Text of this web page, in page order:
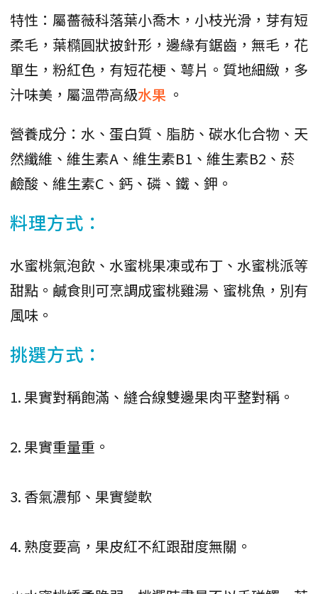
特性：屬薔薇科落葉小喬木，小枝光滑，芽有短
柔毛，葉橢圓狀披針形，邊緣有鋸齒，無毛，花
單生，粉紅色，有短花梗、萼片。質地細緻，多
汁味美，屬溫帶高級水果 。
營養成分：水、蛋白質、脂肪、碳水化合物、天
然纖維、維生素A、維生素B1、維生素B2、菸
鹼酸、維生素C、鈣、磷、鐵、鉀。
料理方式：
水蜜桃氣泡飲、水蜜桃果凍或布丁、水蜜桃派等
甜點。鹹食則可烹調成蜜桃雞湯、蜜桃魚，別有
風味。
挑選方式：
1. 果實對稱飽滿、縫合線雙邊果肉平整對稱。
2. 果實重量重。
3. 香氣濃郁、果實變軟
4. 熟度要高，果皮紅不紅跟甜度無關。